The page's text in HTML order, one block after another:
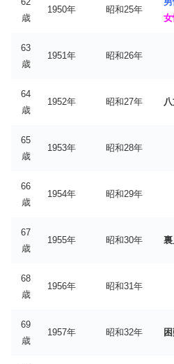
歳
1950年 昭和25年
63
歳
1951年 昭和26年
64
歳
1952年 昭和27年
65
歳
1953年 昭和28年
66
歳
1954年 昭和29年
67
歳
1955年 昭和30年 裏
68
歳
1956年 昭和31年
69
歳
1957年 昭和32年